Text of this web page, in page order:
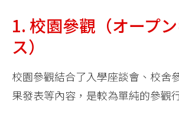
1. 校園參觀（オープ
ス）
校園參觀結合了入學座談會、校舍
果發表等內容，是較為單純的參觀